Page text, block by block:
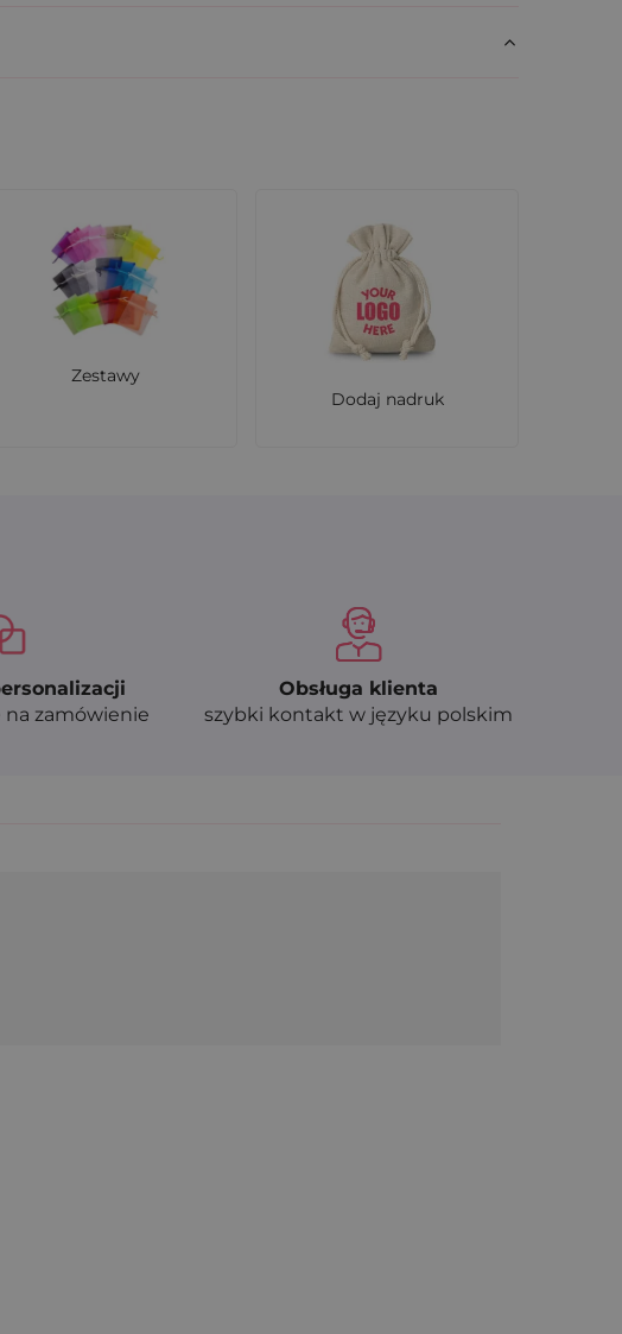
Zestawy
Dodaj nadruk
na zamówienie
Obsługa klienta
szybki kontakt w języku polskim